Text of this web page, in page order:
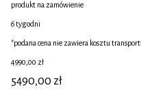
produkt na zamówienie
6 tygodni
*podana cena nie zawiera kosztu
4990,00 zł
5490,00 zł